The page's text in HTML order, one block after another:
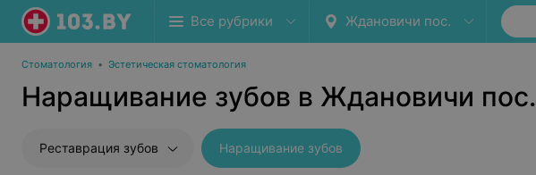
Все рубрики Ждановичи пос.
Стоматология • Эстетическая стоматология
Наращивание зубов в Ждановичи пос.
Реставрация зубов Наращивание зубов